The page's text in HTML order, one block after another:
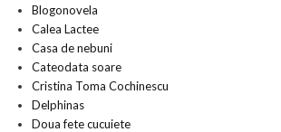
Blogonovela
Calea Lactee
Casa de nebuni
Cateodata soare
Cristina Toma Cochinescu
Delphinas
Doua fete cucuiete